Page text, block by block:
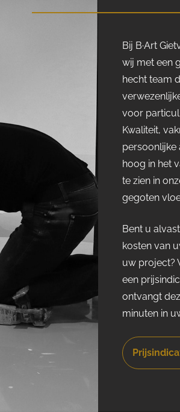
Bij B·Art
wij met een
hecht team
voor
Kwaliteit,
persoonlijke
hoog in het
te zien in
gegoten
Bent u
kosten van
uw project?
een
ontvangt
minuten in